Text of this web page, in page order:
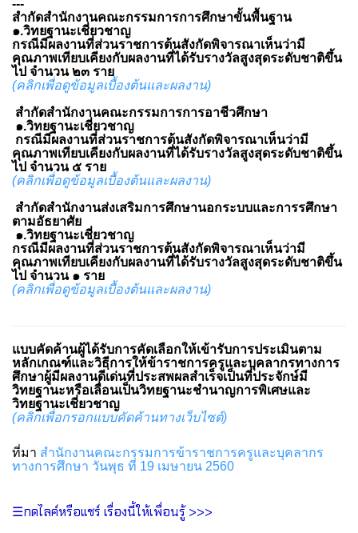
---
สำกัดสำนักงานคณะกรรมการการศึกษาขั้นพื้นฐาน
๑.วิทยฐานะเชี่ยวชาญ
กรณีมีผลงานที่ส่วนราชการต้นสังกัดพิจารณาเห็นว่ามี
คุณภาพเทียบเคียงกับผลงานที่ได้รับรางวัลสูงสุดระดับชาติขึ้น
ไป จำนวน ๒๓ ราย
(คลิกเพื่อดูข้อมูลเบื้องต้นและผลงาน)
สำกัดสำนักงานคณะกรรมการการอาชีวศึกษา
๑.วิทยฐานะเชี่ยวชาญ
กรณีมีผลงานที่ส่วนราชการต้นสังกัดพิจารณาเห็นว่ามี
คุณภาพเทียบเคียงกับผลงานที่ได้รับรางวัลสูงสุดระดับชาติขึ้น
ไป จำนวน ๕ ราย
(คลิกเพื่อดูข้อมูลเบื้องต้นและผลงาน)
สำกัดสำนักงานส่งเสริมการศึกษานอกระบบและการรศึกษา
ตามอัธยาศัย
๑.วิทยฐานะเชี่ยวชาญ
กรณีมีผลงานที่ส่วนราชการต้นสังกัดพิจารณาเห็นว่ามี
คุณภาพเทียบเคียงกับผลงานที่ได้รับรางวัลสูงสุดระดับชาติขึ้น
ไป จำนวน ๑ ราย
(คลิกเพื่อดูข้อมูลเบื้องต้นและผลงาน)
แบบคัดค้านผู้ได้รับการคัดเลือกให้เข้ารับการประเมินตาม
หลักเกณฑ์และวิธีการให้ข้าราชการครูและบุคลากรทางการ
ศึกษาผู้มีผลงานดีเ่ด่นที่ประสพผลสำเร็จเป็นที่ประจักษ์มี
วิทยฐานะหรือเลื่อนเป็นวิทยฐานะชำนาญการพิเศษและ
วิทยฐานะเชี่ยวชาญ
(คลิกเพื่อกรอกแบบคัดค้านทางเว็บไซต์)
ที่มา สำนักงานคณะกรรมการข้าราชการครูและบุคลากร
ทางการศึกษา วันพุธ ที่ 19 เมษายน 2560
☰กดไลค์หรือแชร์ เรื่องนี้ให้เพื่อนรู้ >>>